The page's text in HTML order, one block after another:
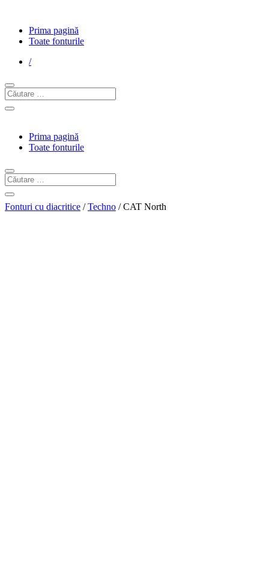
Prima pagină
Toate fonturile
/
Prima pagină
Toate fonturile
Fonturi cu diacritice /Techno / CAT North